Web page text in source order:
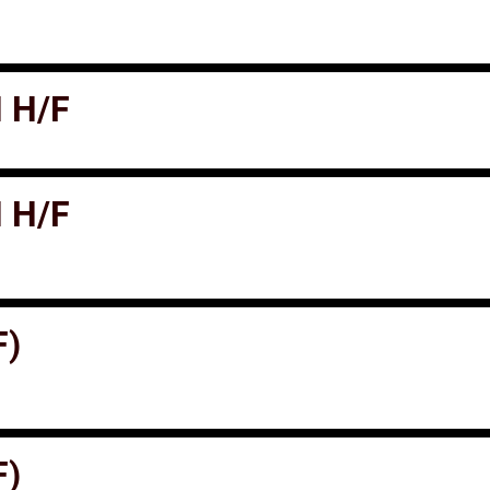
H/F
H/F